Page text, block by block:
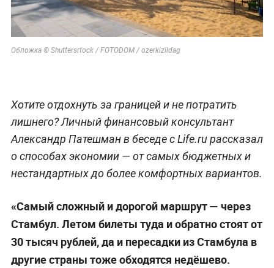
Обложка © Shuttersrtock / FOTODOM / ozerkizildag
Хотите отдохнуть за границей и не потратить
лишнего? Личный финансовый консультант
Александр Патешман в беседе с Life.ru рассказал
о способах экономии — от самых бюджетных и
нестандартных до более комфортных вариантов.
«Самый сложный и дорогой маршрут — через
Стамбул. Летом билеты туда и обратно стоят от
30 тысяч рублей, да и пересадки из Стамбула в
другие страны тоже обходятся недёшево.